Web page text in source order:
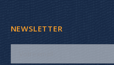
NEWSLETTER